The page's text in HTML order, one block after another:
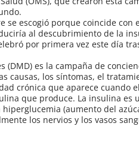
se escogió porque coincide
al descubrimiento de la
por primera vez este día
(DMD) es la campaña de
causas, los síntomas, el
crónica que aparece
que produce. La insulina es
(aumento del
los nervios y los vasos